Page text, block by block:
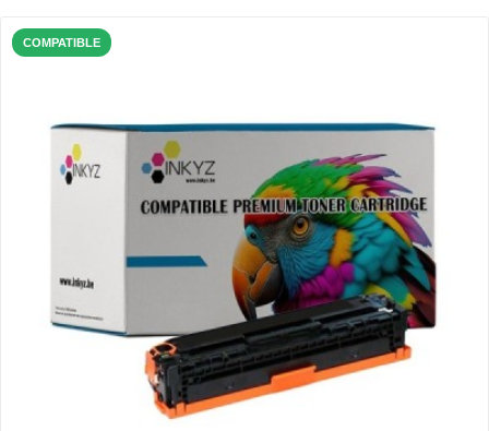
COMPATIBLE